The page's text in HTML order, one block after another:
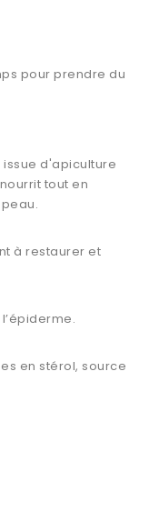
pour prendre du
d'apiculture
tout en
à restaurer et
en stérol, source